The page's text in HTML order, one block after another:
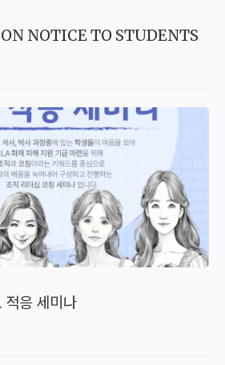
NOTICE TO STUDENTS
응 세미나